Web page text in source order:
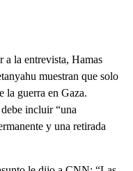
a la entrevista, Hamas
muestran que solo
la guerra en Gaza.
incluir “una
y una retirada